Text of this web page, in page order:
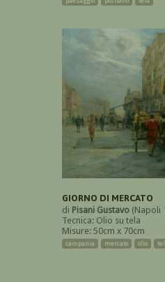
GIORNO DI MERCATO
di Pisani Gustavo (Napoli
Tecnica: Olio su tela
Misure: 50cm x 70cm
campania mercato olio